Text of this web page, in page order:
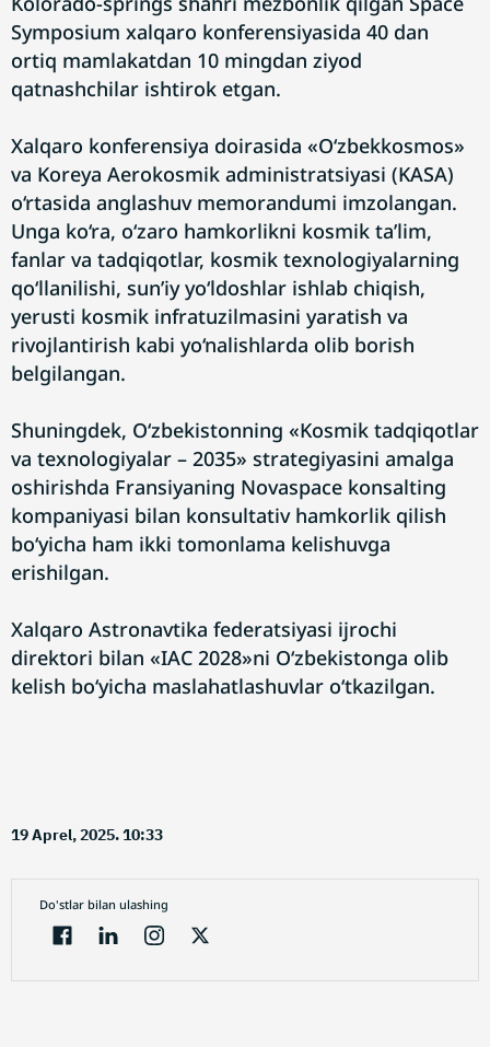
Symposium xalqaro konferensiyasida 40 dan
ortiq mamlakatdan 10 mingdan ziyod
qatnashchilar ishtirok etgan.
Xalqaro konferensiya doirasida «O‘zbekkosmos»
va Koreya Aerokosmik administratsiyasi (KASA)
o‘rtasida anglashuv memorandumi imzolangan.
Unga ko‘ra, o‘zaro hamkorlikni kosmik ta’lim,
fanlar va tadqiqotlar, kosmik texnologiyalarning
qo‘llanilishi, sun’iy yo‘ldoshlar ishlab chiqish,
yerusti kosmik infratuzilmasini yaratish va
rivojlantirish kabi yo‘nalishlarda olib borish
belgilangan.
Shuningdek, O‘zbekistonning «Kosmik tadqiqotlar
va texnologiyalar – 2035» strategiyasini amalga
oshirishda Fransiyaning Novaspace konsalting
kompaniyasi bilan konsultativ hamkorlik qilish
bo‘yicha ham ikki tomonlama kelishuvga
erishilgan.
Xalqaro Astronavtika federatsiyasi ijrochi
direktori bilan «IAC 2028»ni O‘zbekistonga olib
kelish bo‘yicha maslahatlashuvlar o‘tkazilgan.
19 Aprel, 2025. 10:33
Do'stlar bilan ulashing